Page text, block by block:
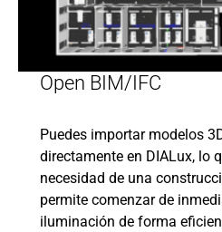
Open BIM/IFC
Puedes importar modelos
directamente en DIALux, lo
necesidad de una
permite comenzar de
iluminación de forma